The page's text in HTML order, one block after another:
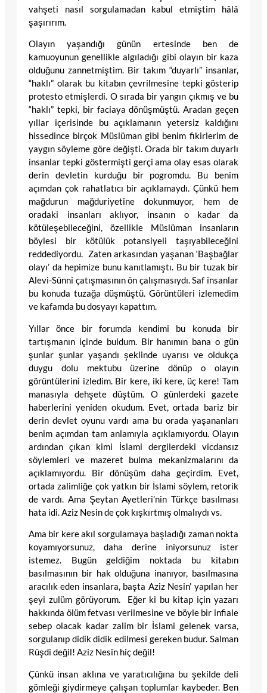
vahşeti nasıl sorgulamadan kabul etmiştim hâlâ
şaşırırım.
Olayın yaşandığı günün ertesinde ben de
kamuoyunun genellikle algıladığı gibi olayın bir kaza
olduğunu zannetmiştim. Bir takım “duyarlı” insanlar,
“haklı” olarak bu kitabın çevrilmesine tepki gösterip
protesto etmişlerdi. O sırada bir yangın çıkmış ve bu
“haklı” tepki, bir faciaya dönüşmüştü. Aradan geçen
yıllar içerisinde bu açıklamanın yetersiz kaldığını
hissedince birçok Müslüman gibi benim fikirlerim de
yaygın söyleme göre değişti. Orada bir takım duyarlı
insanlar tepki göstermişti gerçi ama olay esas olarak
derin devletin kurduğu bir pogromdu. Bu benim
açımdan çok rahatlatıcı bir açıklamaydı. Çünkü hem
mağdurun mağduriyetine dokunmuyor, hem de
oradaki insanları aklıyor, insanın o kadar da
kötüleşebileceğini, özellikle Müslüman insanların
böylesi bir kötülük potansiyeli taşıyabileceğini
reddediyordu. Zaten arkasından yaşanan ‘Başbağlar
olayı’ da hepimize bunu kanıtlamıştı. Bu bir tuzak bir
Alevi-Sünni çatışmasının ön çalışmasıydı. Saf insanlar
bu konuda tuzağa düşmüştü. Görüntüleri izlemedim
ve kafamda bu dosyayı kapattım.
Yıllar önce bir forumda kendimi bu konuda bir
tartışmanın içinde buldum. Bir hanımın bana o gün
şunlar şunlar yaşandı şeklinde uyarısı ve oldukça
duygu dolu mektubu üzerine dönüp o olayın
görüntülerini izledim. Bir kere, iki kere, üç kere! Tam
manasıyla dehşete düştüm. O günlerdeki gazete
haberlerini yeniden okudum. Evet, ortada bariz bir
derin devlet oyunu vardı ama bu orada yaşananları
benim açımdan tam anlamıyla açıklamıyordu. Olayın
ardından çıkan kimi İslami dergilerdeki vicdansız
söylemleri ve mazeret bulma mekanizmalarını da
açıklamıyordu. Bir dönüşüm daha geçirdim. Evet,
ortada zalimliğe çok yatkın bir İslami söylem, retorik
de vardı. Ama Şeytan Ayetleri’nin Türkçe basılması
hata idi. Aziz Nesin de çok kışkırtmış olmalıydı vs.
Ama bir kere akıl sorgulamaya başladığı zaman nokta
koyamıyorsunuz, daha derine iniyorsunuz ister
istemez. Bugün geldiğim noktada bu kitabın
basılmasının bir hak olduğuna inanıyor, basılmasına
aracılık eden insanlara, başta Aziz Nesin’ yapılan her
şeyi zulüm görüyorum. Eğer ki bu kitap için yazarı
hakkında ölüm fetvası verilmesine ve böyle bir infiale
sebep olacak kadar zalim bir İslami gelenek varsa,
sorgulanıp didik didik edilmesi gereken budur. Salman
Rüşdi değil! Aziz Nesin hiç değil!
Çünkü insan aklına ve yaratıcılığına bu şekilde deli
gömleği giydirmeye çalışan toplumlar kaybeder. Ben